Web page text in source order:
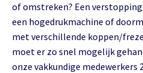
of omstreken? Een
een hogedrukmachine of
met verschillende koppen/
moet er zo snel mogelijk
onze vakkundige medewerkers